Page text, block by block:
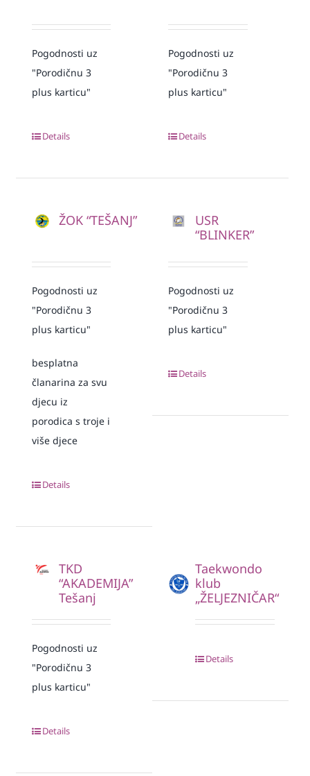
Pogodnosti uz
"Porodičnu 3
plus karticu"
Details
Pogodnosti uz
"Porodičnu 3
plus karticu"
Details
ŽOK “TEŠANJ”
Pogodnosti uz
"Porodičnu 3
plus karticu"
besplatna
članarina za svu
djecu iz
porodica s troje i
više djece
Details
USR
“BLINKER”
Pogodnosti uz
"Porodičnu 3
plus karticu"
Details
TKD
“AKADEMIJA”
Tešanj
Pogodnosti uz
"Porodičnu 3
plus karticu"
Details
Taekwondo
klub
„ŽELJEZNIČAR“
Details